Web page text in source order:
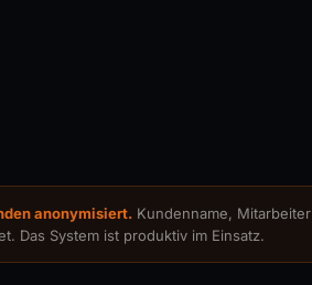
anonymisiert. Kundenname,
Das System ist produktiv im Einsatz.